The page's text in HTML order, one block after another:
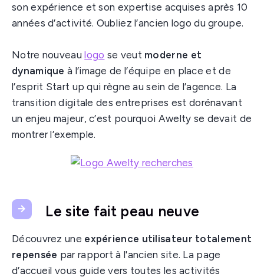
son expérience et son expertise acquises après 10
années d’activité. Oubliez l’ancien logo du groupe.
Notre nouveaulogo se veut moderne et
dynamiqueà l’image de l’équipe en place et de
l’esprit Start up qui règne au sein de l’agence. La
transition digitale des entreprises est dorénavant
un enjeu majeur, c’est pourquoi Awelty se devait de
montrer l’exemple.
Le site fait peau neuve
Découvrez une expérience utilisateur totalement
repensée par rapport à l'ancien site. La page
d’accueil vous guide vers toutes les activités